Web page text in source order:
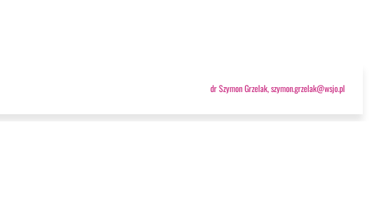
dr Szymon Grzelak, szymon.grzelak@wsjo.pl